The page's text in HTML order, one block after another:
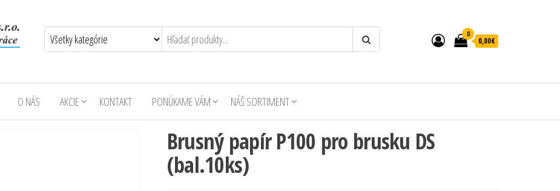
0
0,00€
O NÁS AKCIE KONTAKT PONÚKAME VÁM NÁŠ SORTIMENT
Brusný papír P100 pro brusku DS
(bal.10ks)